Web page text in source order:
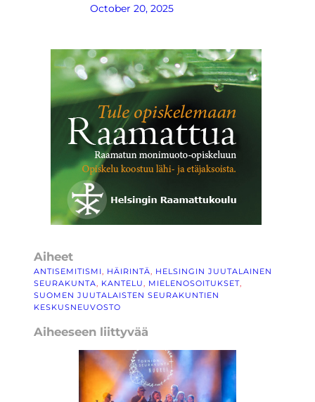
October 20, 2025
Aiheet
ANTISEMITISMI, HÄIRINTÄ, HELSINGIN JUUTALAINEN
SEURAKUNTA, KANTELU, MIELENOSOITUKSET
SUOMEN JUUTALAISTEN SEURAKUNTIEN
KESKUSNEUVOSTO
Aiheeseen liittyvää